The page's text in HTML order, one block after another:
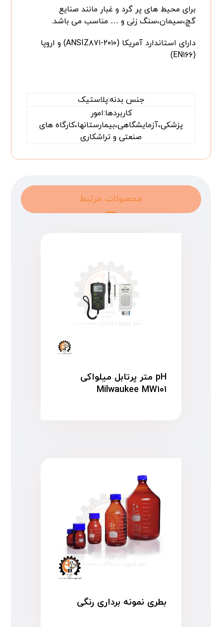
برای محیط های پر گرد و غبار مانند صنایع
گچ،سیمان،سنگ زنی و … مناسب می باشد.
دارای استاندارد آمریکا (ANSIZ۸۷۱-۲۰۱۰) و اروپا
(EN۱۶۶)
جنس بدنه:پلاستیک
کاربردها:امور
پزشکی،آزمایشگاهی،بیمارستانها،کارگاه های
صنعتی و تراشکاری
محصولات مرتبط
pH متر پرتابل میلواکی
Milwaukee MW۱۰۱
بطری نمونه برداری رنگی